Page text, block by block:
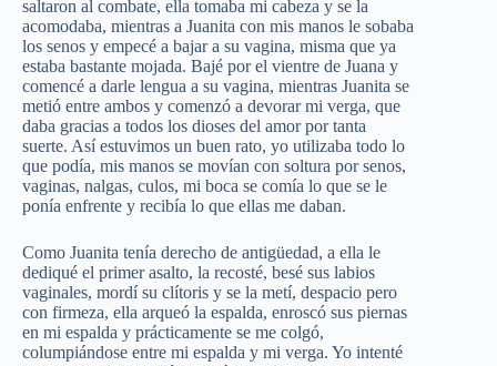
saltaron al combate, ella tomaba mi cabeza y se la
acomodaba, mientras a Juanita con mis manos le sobaba
los senos y empecé a bajar a su vagina, misma que ya
estaba bastante mojada. Bajé por el vientre de Juana y
comencé a darle lengua a su vagina, mientras Juanita se
metió entre ambos y comenzó a devorar mi verga, que
daba gracias a todos los dioses del amor por tanta
suerte. Así estuvimos un buen rato, yo utilizaba todo lo
que podía, mis manos se movían con soltura por senos,
vaginas, nalgas, culos, mi boca se comía lo que se le
ponía enfrente y recibía lo que ellas me daban.
Como Juanita tenía derecho de antigüedad, a ella le
dediqué el primer asalto, la recosté, besé sus labios
vaginales, mordí su clítoris y se la metí, despacio pero
con firmeza, ella arqueó la espalda, enroscó sus piernas
en mi espalda y prácticamente se me colgó,
columpiándose entre mi espalda y mi verga. Yo intenté